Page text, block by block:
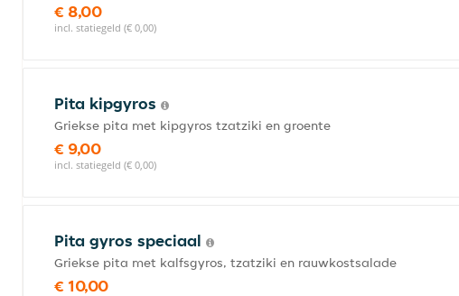
€ 8,00
incl. statiegeld (€ 0,00)
Pita kipgyros
Griekse pita met kipgyros tzatziki en groente
€ 9,00
incl. statiegeld (€ 0,00)
Pita gyros speciaal
Griekse pita met kalfsgyros, tzatziki en rauwkostsalade
€ 10,00